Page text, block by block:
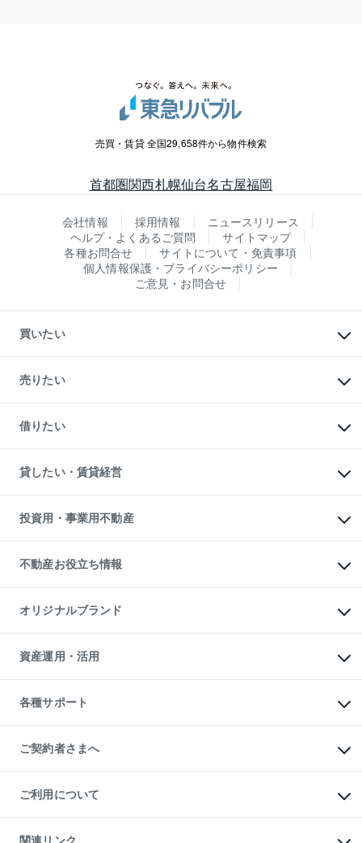
売買・賃貸 全国29,658件から物件検索
首都圏関西札幌仙台名古屋福岡
会社情報 採用情報
ニュースリリース
ヘルプ・よくあるご質問
サイトマップ
各種お問合せ
サイトについて・免責事項
個人情報保護・プライバシーポリシー
ご意見・お問合せ
買いたい
新築・分譲マンションの購入
中古マンションの購入
一戸建ての購入
中古一戸建ての購入
不動産購入の流れ
注目キーワード物件特集
購入ガイド
English 繁体中文簡体中文
売りたい
一戸建ての売却・査定
土地の売却・査定
スピードAI査定
不動産査定について
不動産売却の流れ
不動産買換えの流れ
売却ガイド
借りたい
オフィス・店舗の賃貸
借りるときの流れ
借りるガイド
貸したい・賃貸経営
マンション賃料データ
賃貸管理プラン
リロケーションについて
貸すガイド
投資用・事業用不動産
事業用不動産
マンション投資
投資用マンション
アパート経営
収益物件
ビル購入（ビル一棟）
投資用不動産の売却査定
事業用不動産の売却査定
不動産お役立ち情報
マンションライブラリー
人気マンションランキング
暮らしに役立つ不動産メディア
不動産相場・不動産価格情報
不動産コラム・ニュース
不動産用語集
不動産なんでもネット相談室
住まいの税金
オリジナルブランド
一棟リノベーションマンション
L`GENTE（ルジェンテ）
区分リノベーションマンション
投資用一棟レジデンスWELL
不動産小口投資
LEGACIA（レガシア）
資産運用・活用
不動産M&A
アセットマネジメント・出資
各種サポート
相続サポート
リフォームサポート
ご契約者さまへ
ご紹介・再契約特典
入居者様専用-各種ご案内（賃貸）
東急こすもす会「こすもすWeb」
ご利用について
金融商品取引について